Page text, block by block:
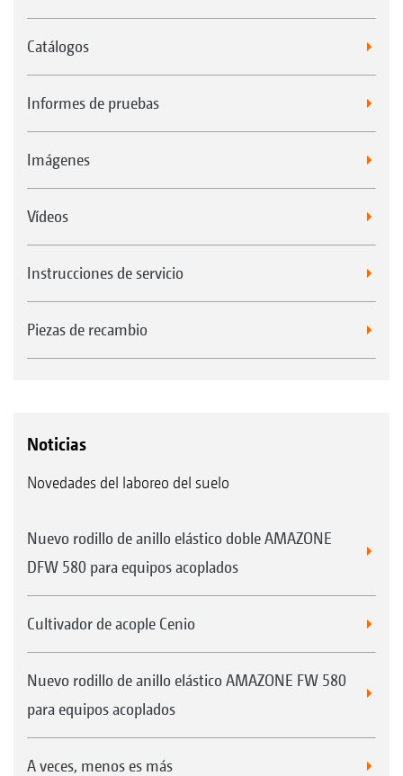
Catálogos
Informes de pruebas
Imágenes
Vídeos
Instrucciones de servicio
Piezas de recambio
Noticias
Novedades del laboreo del suelo
Nuevo rodillo de anillo elástico doble AMAZONE
DFW 580 para equipos acoplados
Cultivador de acople Cenio
Nuevo rodillo de anillo elástico AMAZONE FW 580
para equipos acoplados
A veces, menos es más